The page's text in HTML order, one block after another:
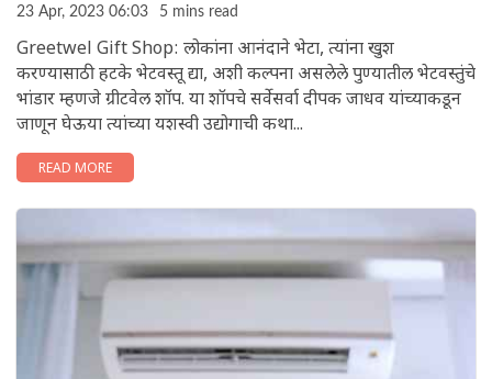
23 Apr, 2023 06:03 5 mins read
Greetwel Gift Shop: लोकांना आनंदाने भेटा, त्यांना खुश
करण्यासाठी हटके भेटवस्तू द्या, अशी कल्पना असलेले पुण्यातील भेटवस्तुंचे
भांडार म्हणजे ग्रीटवेल शॉप. या शॉपचे सर्वेसर्वा दीपक जाधव यांच्याकडून
जाणून घेऊया त्यांच्या यशस्वी उद्योगाची कथा...
READ MORE